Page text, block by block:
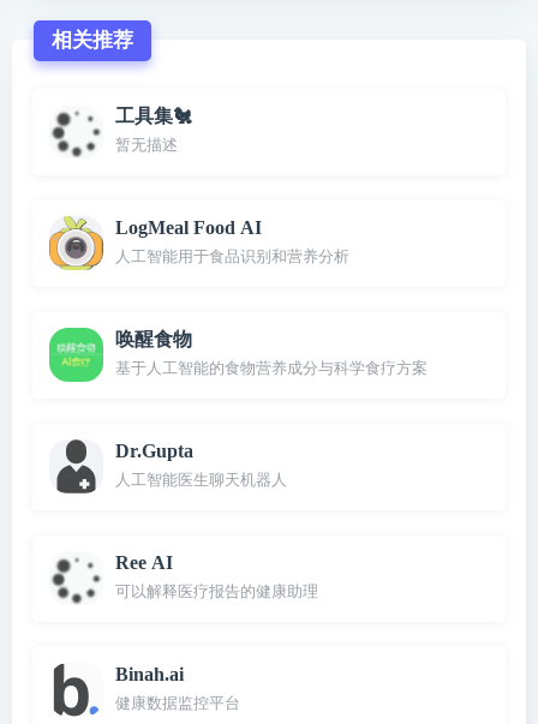
相关推荐
工具集🐔
暂无描述
LogMeal Food AI
人工智能用于食品识别和营养分析
唤醒食物
基于人工智能的食物营养成分与科学食疗方案
Dr.Gupta
人工智能医生聊天机器人
Ree AI
可以解释医疗报告的健康助理
Binah.ai
健康数据监控平台